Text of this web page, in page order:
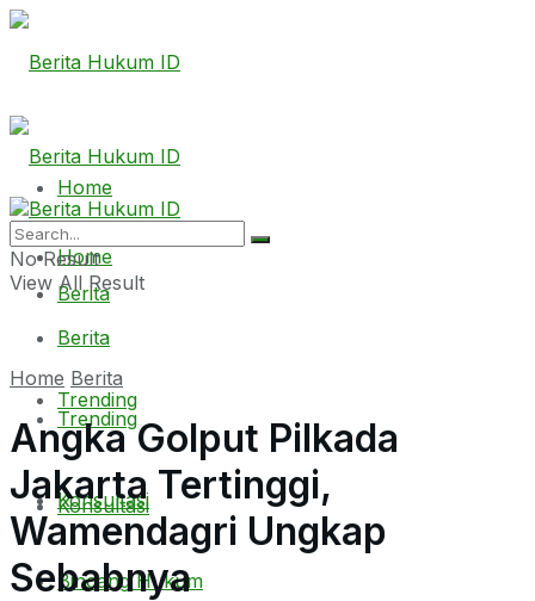
Home
Berita
Trending
Konsultasi
Home
Berita
Trending
Konsultasi
Bincang Hukum
No Result
View All Result
Home Berita
Angka Golput Pilkada
Jakarta Tertinggi,
Wamendagri Ungkap
Sebabnya